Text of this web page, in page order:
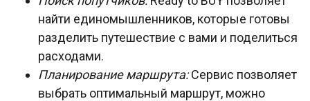
найти единомышленников, которые готовы
разделить путешествие с вами и поделиться
расходами.
Планирование маршрута:Сервис позволяет
выбрать оптимальный маршрут, можно